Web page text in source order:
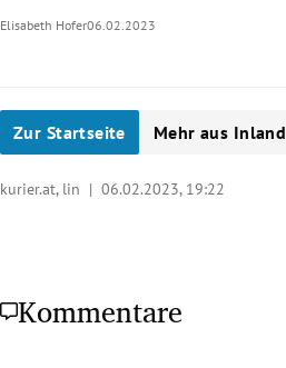
Elisabeth Hofer06.02.2023
Zur Startseite Mehr aus Inland
kurier.at, lin | 06.02.2023, 19:22
Kommentare